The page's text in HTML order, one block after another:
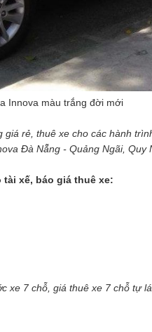
Innova màu trắng đời mới
rẻ, thuê xe cho các hành
Đà Nẵng - Quảng Ngãi, Quy
xế, báo giá thuê xe:
xe 7 chỗ, giá thuê xe 7 chỗ tự